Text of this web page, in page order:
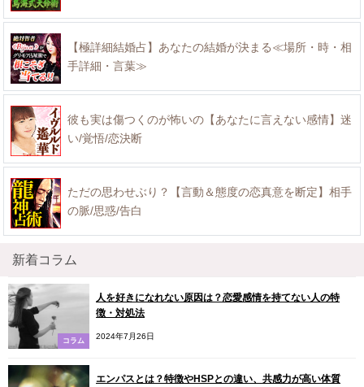
【極詳細結婚占】あなたの結婚が決まる≪場所・時・相
手詳細・言葉≫
彼も実は傷つくのが怖いの【あなたに言えない感情】迷
い/覚悟/恋決断
ただの思わせぶり？【言動＆態度の恋真意を断定】相手
の脈/思惑/告白
新着コラム
コラム
人を好きになれない原因は？恋愛感情を持てない人の特
徴・対処法
2024年7月26日
エンパスとは？特徴やHSPとの違い、共感力が高い体質